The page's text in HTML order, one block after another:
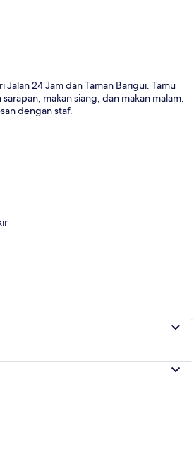
24 Jam dan Taman Barigui. Tamu
makan siang, dan makan malam.
dengan staf.